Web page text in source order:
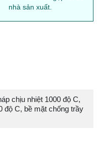
nhà sản xuất.
chịu nhiệt 1000 độ C,
độ C, bề mặt chống trầy